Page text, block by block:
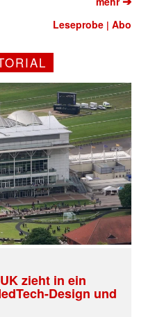
Leseprobe |Abo
zieht in ein
Design und